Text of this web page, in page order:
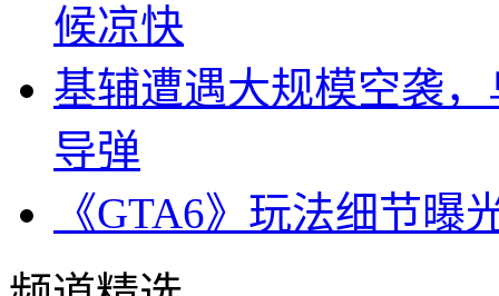
候凉快
基辅遭遇大规模空袭
导弹
《GTA6》玩法细节